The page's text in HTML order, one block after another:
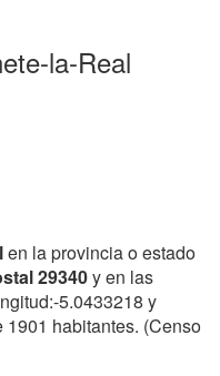
la-Real
en la provincia o estado
29340y en las
5.0433218 y
habitantes. (Censo